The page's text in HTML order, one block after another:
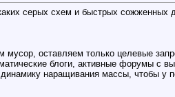
серых схем и быстрых
оставляем только целевые
блоги, активные форумы с
наращивания массы, чтобы у